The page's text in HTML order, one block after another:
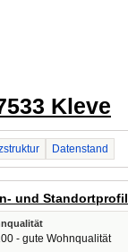
Kleve
Datenstand
und Standortprofil
- gute Wohnqualität